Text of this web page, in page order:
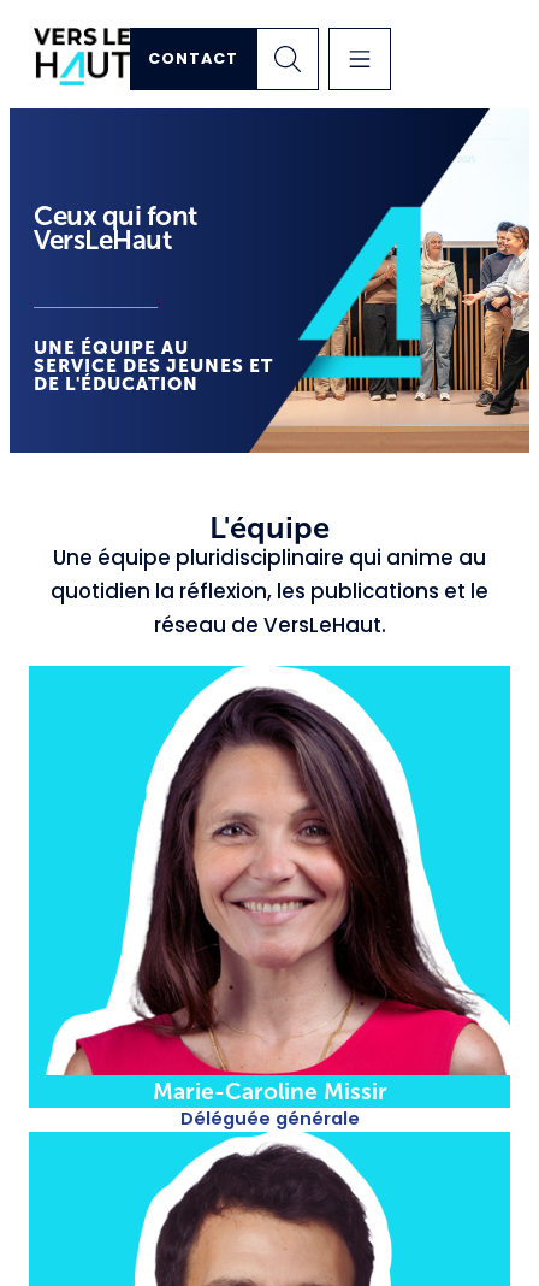
CONTACT
Ceux qui font
VersLeHaut
UNE ÉQUIPE AU
SERVICE DES JEUNES ET
DE L'ÉDUCATION
L'équipe
Une équipe pluridisciplinaire qui anime au
quotidien la réflexion, les publications et le
réseau de VersLeHaut.
Marie-Caroline Missir
Déléguée générale